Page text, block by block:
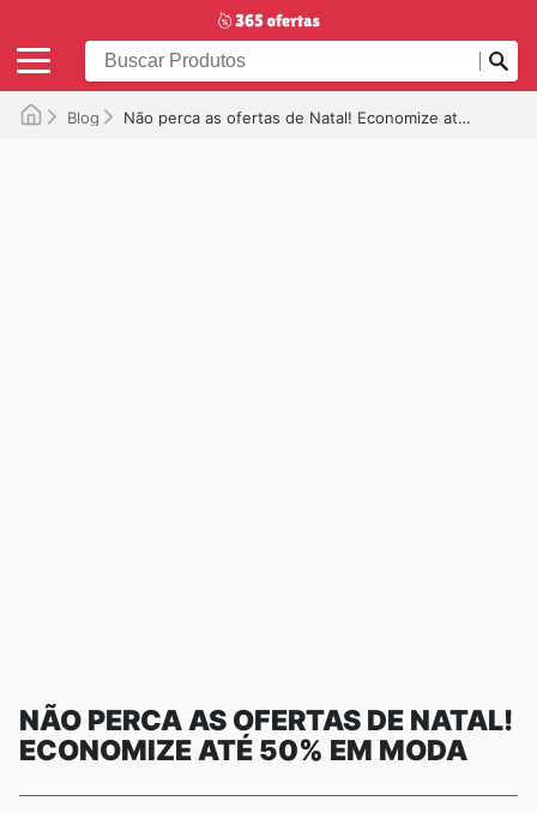
Blog Não perca as ofertas de Natal! Economize até 50% em moda
NÃO PERCA AS OFERTAS DE NATAL!
ECONOMIZE ATÉ 50% EM MODA